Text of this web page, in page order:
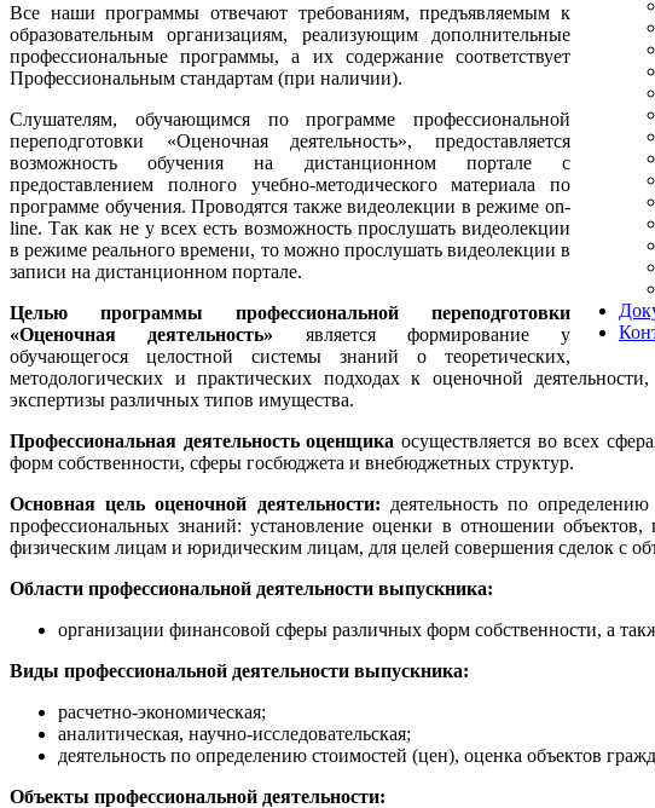
Все наши программы отвечают требованиям, предъявляемым к
образовательным организациям, реализующим дополнительные
профессиональные программы, а их содержание соответствует
Профессиональным стандартам (при наличии).
Слушателям, обучающимся по программе профессиональной
переподготовки «Оценочная деятельность», предоставляется
возможность обучения на дистанционном портале с
предоставлением полного учебно-методического материала по
программе обучения. Проводятся также видеолекции в режиме on-
line. Так как не у всех есть возможность прослушать видеолекции
в режиме реального времени, то можно прослушать видеолекции в
записи на дистанционном портале.
Целью программы профессиональной переподготовки
«Оценочная деятельность» является формирование у
обучающегося целостной системы знаний о теоретических,
методологических и практических подходах к оценочной
экспертизы различных типов имущества.
Профессиональная деятельность оценщика осуществляется во всех
форм собственности, сферы госбюджета и внебюджетных структур.
Основная цель оценочной деятельности: деятельность по
профессиональных знаний: установление оценки в отношении
физическим лицам и юридическим лицам, для целей совершения сделок с
Области профессиональной деятельности выпускника:
организации финансовой сферы различных форм собственности, а
Виды профессиональной деятельности выпускника:
расчетно-экономическая;
аналитическая, научно-исследовательская;
деятельность по определению стоимостей (цен), оценка объектов
Объекты профессиональной деятельности: